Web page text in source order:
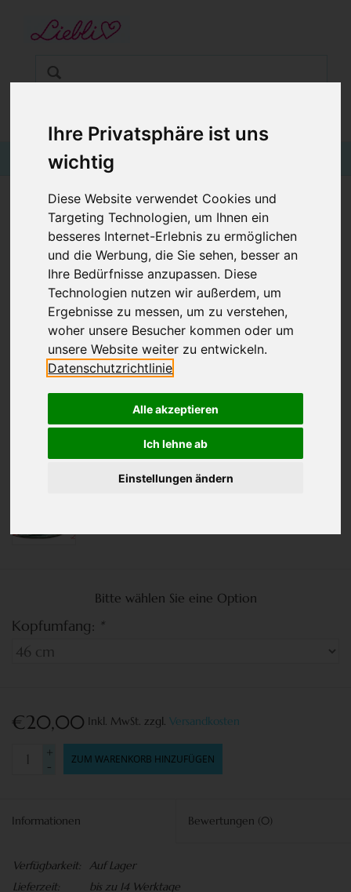
Ihre Privatsphäre ist uns
wichtig
Diese Website verwendet Cookies und
Targeting Technologien, um Ihnen ein
besseres Internet-Erlebnis zu ermöglichen
und die Werbung, die Sie sehen, besser an
Ihre Bedürfnisse anzupassen. Diese
Technologien nutzen wir außerdem, um
Ergebnisse zu messen, um zu verstehen,
woher unsere Besucher kommen oder um
unsere Website weiter zu entwickeln.
Datenschutzrichtlinie
Alle akzeptieren
Ich lehne ab
Einstellungen ändern
STARTSEITE
KINDERGESCHÄFT IN WIEN
LOOPSCHAL WARM, WEIHNACHTSMANN
UND RENTIER RUDOLPH
Bitte wählen Sie eine Option
Kopfumfang: *
€20,00 Inkl. MwSt. zzgl. Versandkosten
+
-
ZUM WARENKORB HINZUFÜGEN
Informationen Bewertungen (0)
Verfügbarkeit:
Auf Lager
Lieferzeit:
bis zu 14 Werktage